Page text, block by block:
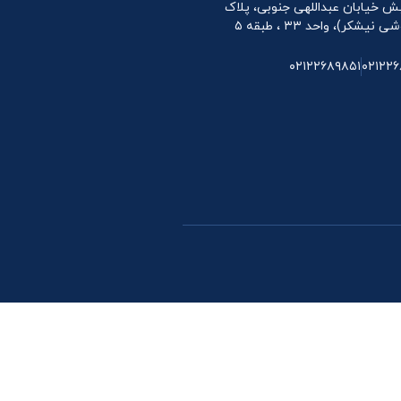
نبش خیابان عبداللهی جنوبی، پلاک
۰۲۱۲۲۶۸۹۸۵۱